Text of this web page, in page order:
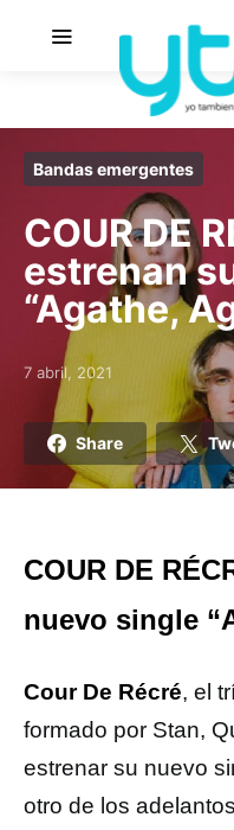
Bandas emergentes
COUR DE
estrenan
“Agathe,
Posted on
7 abril, 2021
Share
COUR DE
nuevo single
Cour De Récré, el
formado por Stan,
estrenar su nuevo
otro de los